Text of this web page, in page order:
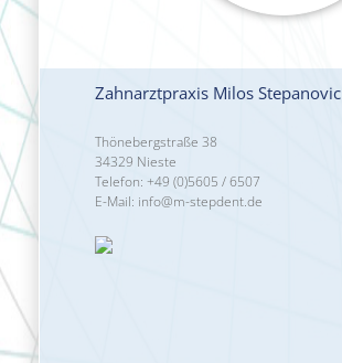
Zahnarztpraxis Milos Stepanovic
Thönebergstraße 38
34329 Nieste
Telefon: +49 (0)5605 / 6507
E-Mail: info@m-stepdent.de